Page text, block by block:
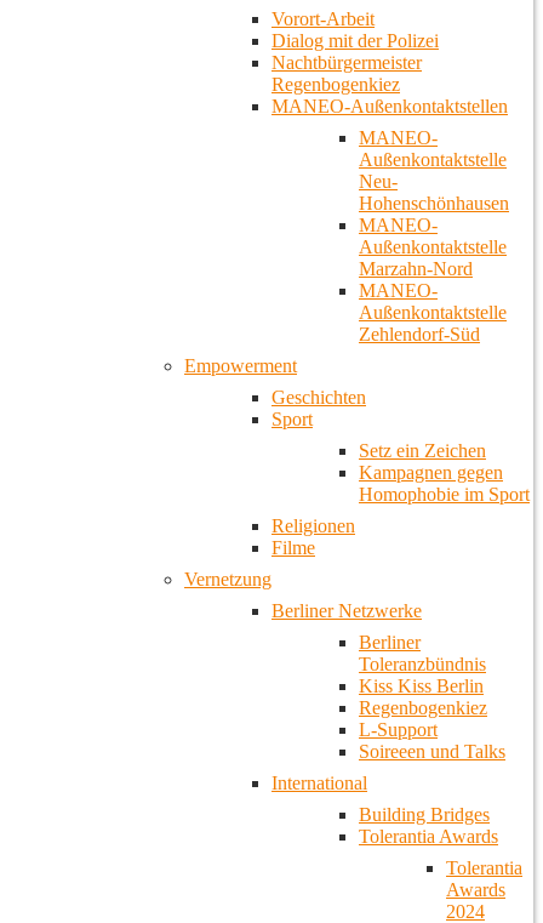
Vorort-Arbeit
Dialog mit der Polizei
Nachtbürgermeister
Regenbogenkiez
MANEO-Außenkontaktstellen
MANEO-
Außenkontaktstelle
Neu-
Hohenschönhausen
MANEO-
Außenkontaktstelle
Marzahn-Nord
MANEO-
Außenkontaktstelle
Zehlendorf-Süd
Empowerment
Geschichten
Sport
Setz ein Zeichen
Kampagnen gegen
Homophobie im Sport
Religionen
Filme
Vernetzung
Berliner Netzwerke
Berliner
Toleranzbündnis
Kiss Kiss Berlin
Regenbogenkiez
L-Support
Soireeen und Talks
International
Building Bridges
Tolerantia Awards
Tolerantia
Awards
2024